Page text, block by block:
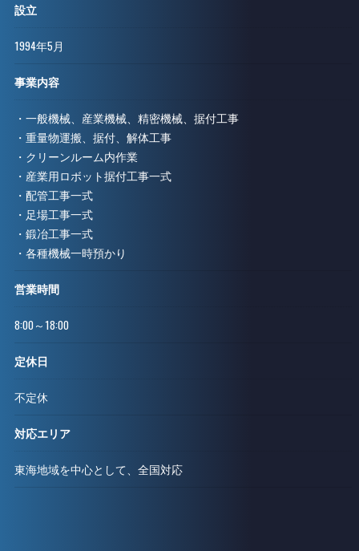
設立
1994年5月
事業内容
・一般機械、産業機械、精密機械、据付工事
・重量物運搬、据付、解体工事
・クリーンルーム内作業
・産業用ロボット据付工事一式
・配管工事一式
・足場工事一式
・鍛冶工事一式
・各種機械一時預かり
営業時間
8:00～18:00
定休日
不定休
対応エリア
東海地域を中心として、全国対応